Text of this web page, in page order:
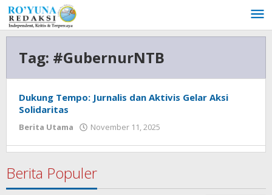
Lewati
ke
konten
Tag: #GubernurNTB
Dukung Tempo: Jurnalis dan Aktivis Gelar Aksi
Solidaritas
Berita Utama November 11, 2025
Berita Populer